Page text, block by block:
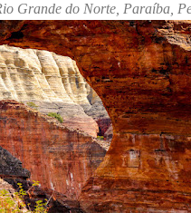
Grande do Norte, Paraíba,